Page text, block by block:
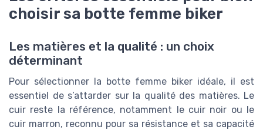
choisir sa botte femme biker
Les matières et la qualité : un choix
déterminant
Pour sélectionner la botte femme biker idéale, il est
essentiel de s’attarder sur la qualité des matières. Le
cuir reste la référence, notamment le cuir noir ou le
cuir marron, reconnu pour sa résistance et sa capacité